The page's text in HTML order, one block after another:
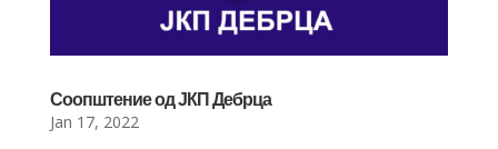
Соопштение од ЈКП Дебрца
Jan 17, 2022